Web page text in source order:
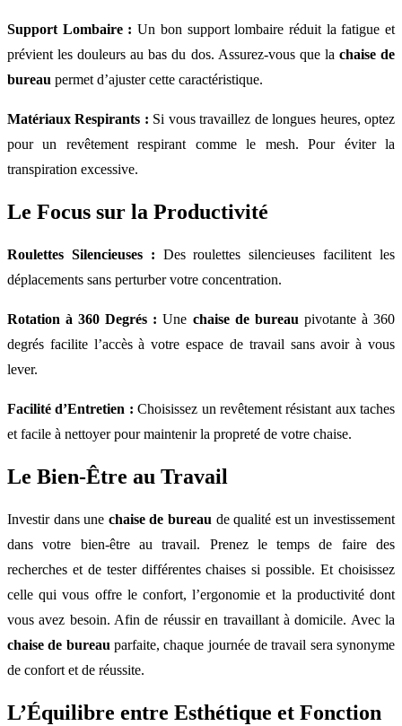
Support Lombaire : Un bon support lombaire réduit la fatigue et
prévient les douleurs au bas du dos. Assurez-vous que la chaise de
bureau permet d’ajuster cette caractéristique.
Matériaux Respirants : Si vous travaillez de longues heures, optez
pour un revêtement respirant comme le mesh. Pour éviter la
transpiration excessive.
Le Focus sur la Productivité
Roulettes Silencieuses : Des roulettes silencieuses facilitent les
déplacements sans perturber votre concentration.
Rotation à 360 Degrés : Une chaise de bureau pivotante à 360
degrés facilite l’accès à votre espace de travail sans avoir à vous
lever.
Facilité d’Entretien : Choisissez un revêtement résistant aux taches
et facile à nettoyer pour maintenir la propreté de votre chaise.
Le Bien-Être au Travail
Investir dans une chaise de bureau de qualité est un investissement
dans votre bien-être au travail. Prenez le temps de faire des
recherches et de tester différentes chaises si possible. Et choisissez
celle qui vous offre le confort, l’ergonomie et la productivité dont
vous avez besoin. Afin de réussir en travaillant à domicile. Avec la
chaise de bureau parfaite, chaque journée de travail sera synonyme
de confort et de réussite.
L’Équilibre entre Esthétique et Fonction